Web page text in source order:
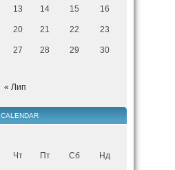
13 14 15 16
20 21 22 23
27 28 29 30
« Лип
CALENDAR
Чт Пт Сб Нд